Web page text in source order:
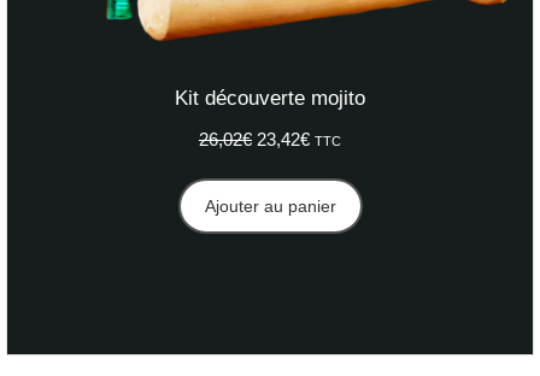
Kit découverte mojito
26,02€ Le
était :
23,42€Le
actuel
est :
TTC
Ajouter au panier